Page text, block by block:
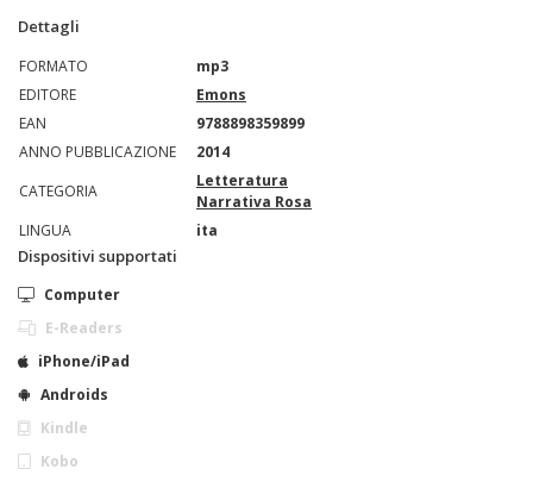
Dettagli
FORMATO
mp3
EDITORE
Emons
EAN
9788898359899
ANNO PUBBLICAZIONE
2014
CATEGORIA
Letteratura
Narrativa Rosa
LINGUA
ita
Dispositivi supportati
Computer
E-Readers
iPhone/iPad
Androids
Kindle
Kobo